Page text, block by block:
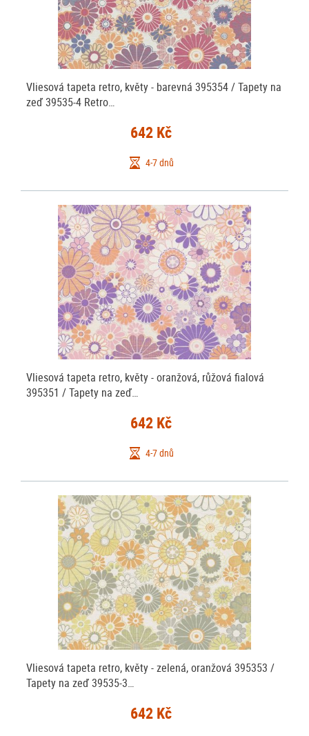
Vliesová tapeta retro, květy - barevná 395354 / Tapety na
zeď 39535-4 Retro…
642 Kč
4-7 dnů
Vliesová tapeta retro, květy - oranžová, růžová fialová
395351 / Tapety na zeď…
642 Kč
4-7 dnů
Vliesová tapeta retro, květy - zelená, oranžová 395353 /
Tapety na zeď 39535-3…
642 Kč